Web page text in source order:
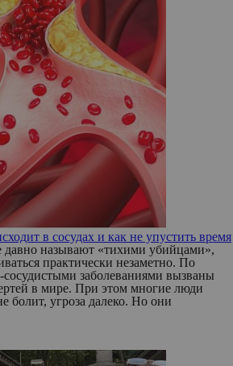
в сосудах и как не упустить время
давно называют «тихими убийцами»,
практически незаметно. По
заболеваниями вызваны
в мире. При этом многие люди
болит, угроза далеко. Но они